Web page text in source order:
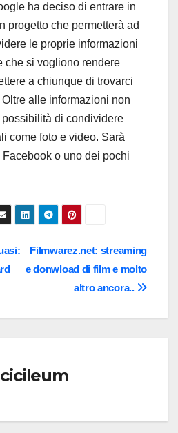
ha deciso di entrare in
progetto che permetterà ad
le proprie informazioni
che si vogliono rendere
a chiunque di trovarci
alle informazioni non
di condividere
come foto e video. Sarà
Facebook o uno dei pochi
Filmwarez.net: streaming
e donwload di film e molto
altro ancora..
cicileum